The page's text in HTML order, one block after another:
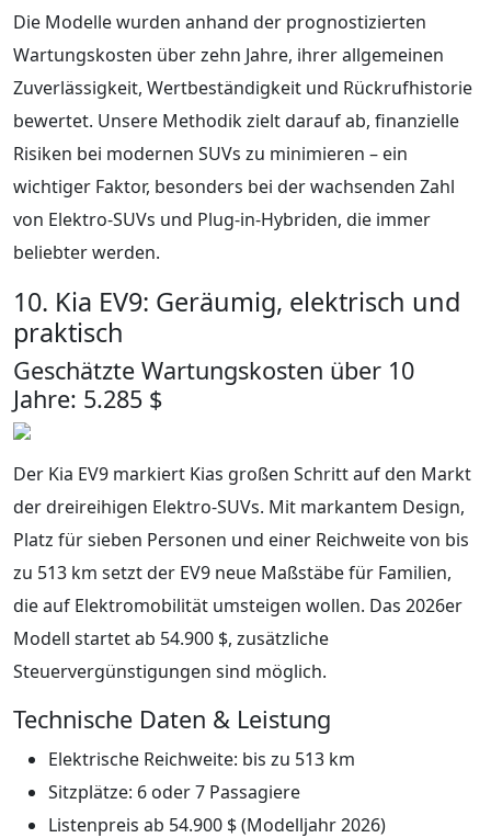
Die Modelle wurden anhand der prognostizierten
Wartungskosten über zehn Jahre, ihrer allgemeinen
Zuverlässigkeit, Wertbeständigkeit und Rückrufhistorie
bewertet. Unsere Methodik zielt darauf ab, finanzielle
Risiken bei modernen SUVs zu minimieren – ein
wichtiger Faktor, besonders bei der wachsenden Zahl
von Elektro-SUVs und Plug-in-Hybriden, die immer
beliebter werden.
10. Kia EV9: Geräumig, elektrisch und
praktisch
Geschätzte Wartungskosten über 10
Jahre: 5.285 $
Der Kia EV9 markiert Kias großen Schritt auf den Markt
der dreireihigen Elektro-SUVs. Mit markantem Design,
Platz für sieben Personen und einer Reichweite von bis
zu 513 km setzt der EV9 neue Maßstäbe für Familien,
die auf Elektromobilität umsteigen wollen. Das 2026er
Modell startet ab 54.900 $, zusätzliche
Steuervergünstigungen sind möglich.
Technische Daten & Leistung
Elektrische Reichweite: bis zu 513 km
Sitzplätze: 6 oder 7 Passagiere
Listenpreis ab 54.900 $ (Modelljahr 2026)